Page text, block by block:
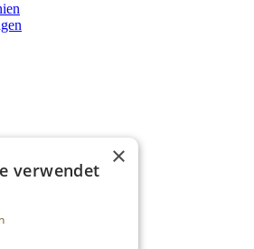
×
verwendet